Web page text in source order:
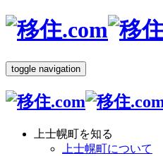
toggle navigation
上士幌町を知る
上士幌町について